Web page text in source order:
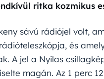
ritka kozmikus
sávú rádiójel volt,
és
A jel a Nyilas
magán. Az 1 perc